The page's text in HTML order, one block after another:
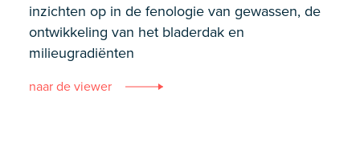
inzichten op in de fenologie van gewassen, de
ontwikkeling van het bladerdak en
milieugradiënten
naar de viewer